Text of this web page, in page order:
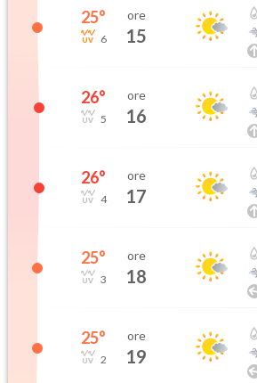
25°
6
ore
15
26°
5
ore
16
26°
4
ore
17
25°
3
ore
18
25°
2
ore
19